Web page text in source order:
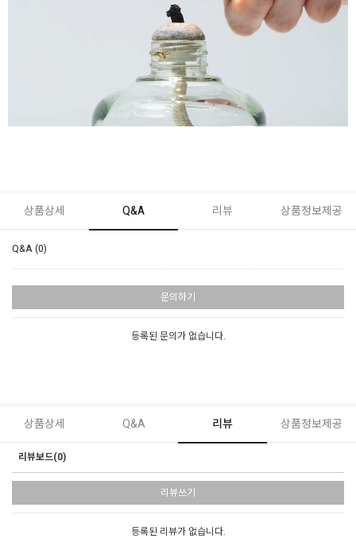
상품상세 Q&A 리뷰 상품정보제공
Q&A (0)
문의하기
등록된 문의가 없습니다.
상품상세 Q&A 리뷰 상품정보제공
리뷰보드(0)
리뷰쓰기
등록된 리뷰가 없습니다.